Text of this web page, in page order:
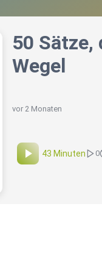
️50
Wegel
vor 2 Monaten
43 Minuten 0